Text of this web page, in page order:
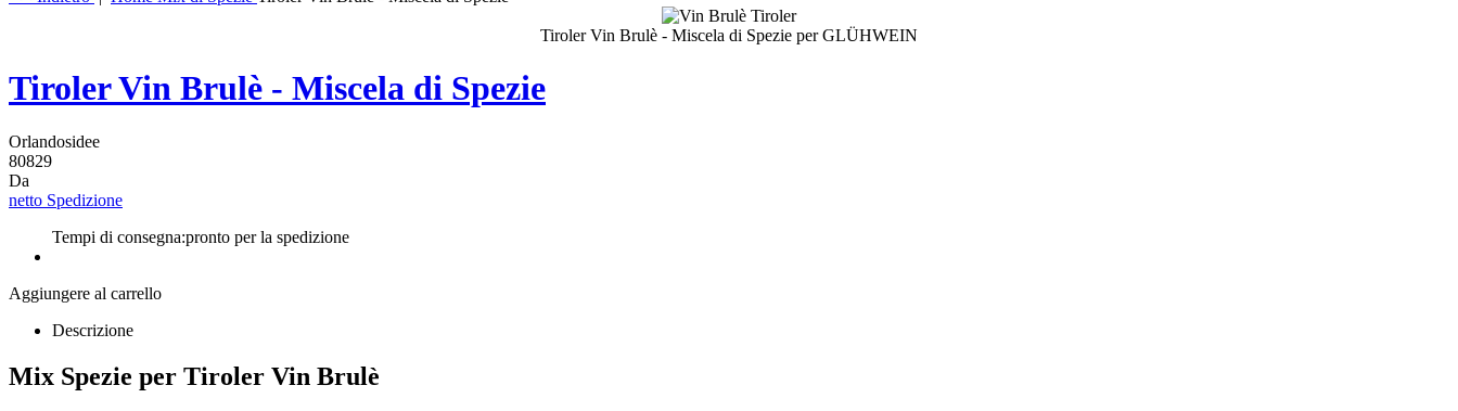
Tiroler Vin Brulè - Miscela di Spezie per GLÜHWEIN
Tiroler Vin Brulè - Miscela di Spezie
Orlandosidee
80829
Da
netto Spedizione
Tempi di consegna:pronto per la spedizione
Aggiungere al carrello
Descrizione
Mix Spezie per Tiroler Vin Brulè